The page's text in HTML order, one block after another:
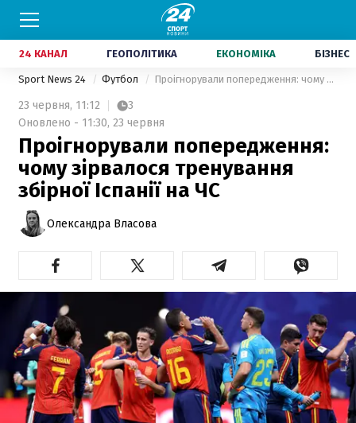
24 КАНАЛ ГЕОПОЛІТИКА ЕКОНОМІКА БІЗНЕС
Sport News 24 Футбол Проігнорували попередження: чому зірвалося тренування збірної Іспанії на ЧС
23 червня, 11:12
3
Оновлено - 11:30, 23 червня
Проігнорували попередження:
чому зірвалося тренування
збірної Іспанії на ЧС
Олександра Власова